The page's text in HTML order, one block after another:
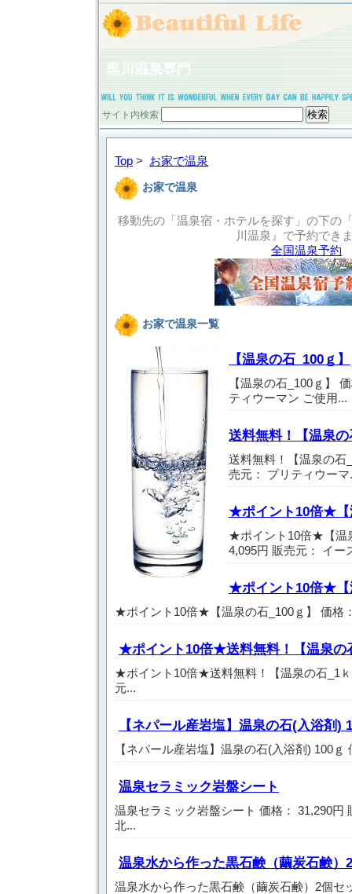
黒川温泉専門
サイト内検索
Top > お家で温泉
お家で温泉
移動先の「温泉宿・ホテルを探す」の下の
川温泉』で予約でき
全国温泉予約
お家で温泉一覧
【温泉の石_100ｇ】
【温泉の石_100ｇ】
ティウーマン ご使用...
送料無料！【温泉
送料無料！【温泉の石
売元： プリティウーマ
★ポイント10倍★【
★ポイント10倍★【温
4,095円 販売元： イー
★ポイント10倍★【
★ポイント10倍★【温泉の石_100ｇ】 価格
★ポイント10倍★送料無料！【温泉の
★ポイント10倍★送料無料！【温泉の石_1
元...
【ネパール産岩塩】温泉の石(入浴剤)
【ネパール産岩塩】温泉の石(入浴剤) 100ｇ
温泉セラミック岩盤シート
温泉セラミック岩盤シート 価格： 31,290円
北...
温泉水から作った黒石鹸（繭炭石鹸）
温泉水から作った黒石鹸（繭炭石鹸）2個セ